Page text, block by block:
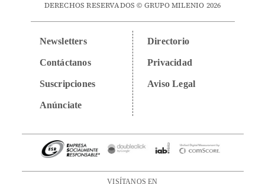
DERECHOS RESERVADOS © GRUPO MILENIO 2026
Newsletters
Contáctanos
Suscripciones
Anúnciate
Directorio
Privacidad
Aviso Legal
VISÍTANOS EN